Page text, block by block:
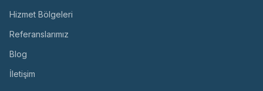
Hizmet Bölgeleri
Referanslarımız
Blog
İletişim